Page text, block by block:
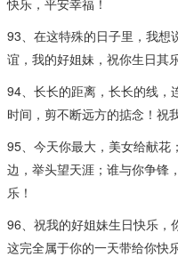
93、在这特殊的日子里，我想
谊，我的好姐妹，祝你生日其
94、长长的距离，长长的线，
时间，剪不断远方的掂念！祝
95、今天你最大，美女给献花
边，举头望天涯；谁与你争锋
乐！
96、祝我的好姐妹生日快乐，
这完全属于你的一天带给你快